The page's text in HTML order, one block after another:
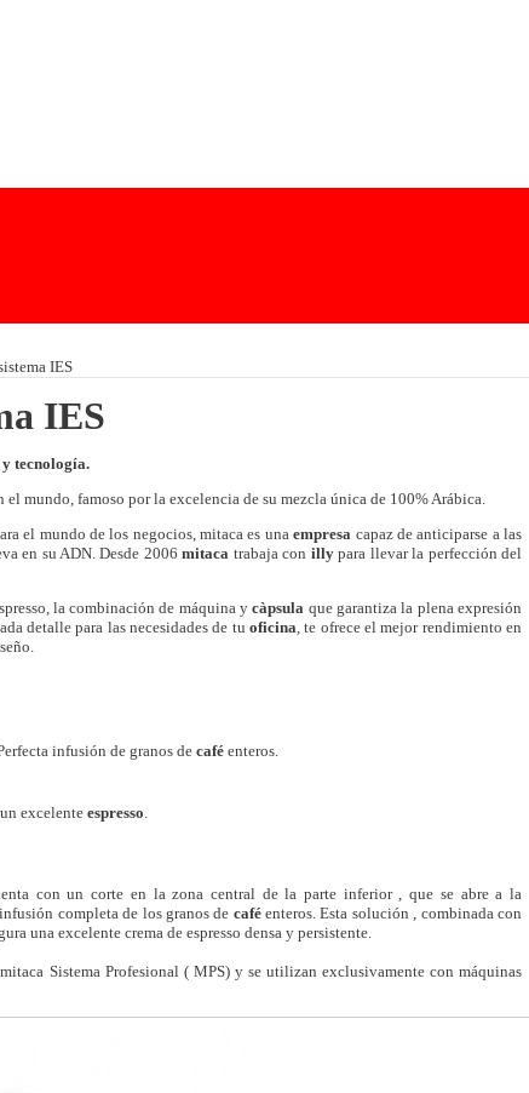
IES
IES
tecnología.
el mundo, famoso por la excelencia de su mezcla única de 100% Arábica.
el mundo de los negocios, mitaca es unaempresa capaz de anticiparse a las
en su ADN. Desde 2006mitaca trabaja con illypara llevar la perfección del
la combinación de máquina ycàpsula que garantiza la plena expresión
detalle para las necesidades de tuoficina, te ofrece el mejor rendimiento en
infusión de granos decafé enteros.
excelente espresso.
con un corte en la zona central de la parte inferior , que se abre a la
completa de los granos de caféenteros. Esta solución , combinada con
una excelente crema de espresso densa y persistente.
Sistema Profesional ( MPS) y se utilizan exclusivamente con máquinas